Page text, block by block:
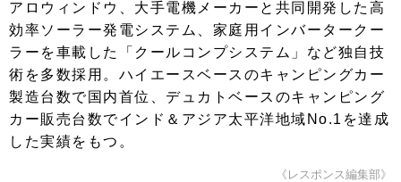
アロウィンドウ、大手電機メーカーと共同開発した高
効率ソーラー発電システム、家庭用インバータークー
ラーを車載した「クールコンプシステム」など独自技
術を多数採用。ハイエースベースのキャンピングカー
製造台数で国内首位、デュカトベースのキャンピング
カー販売台数でインド＆アジア太平洋地域No.1を達成
した実績をもつ。
《レスポンス編集部》